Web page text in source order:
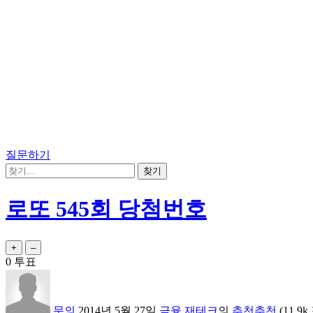
질문하기
로또 545회 당첨번호
0 투표
문의 2014년 5월 27일 금융,재테크 의 추천추천 (11.9k